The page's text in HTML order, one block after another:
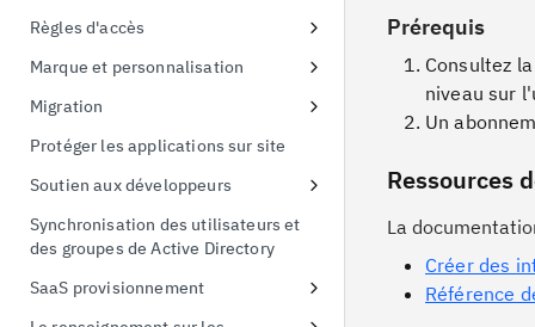
Connexion à Active Directory
Liaison d'identité
Connexion à Active Directory
Inscription en ligne à l'AMF
Protéger Linux OS avec MFA
Activer l'AMF pour les
applications
Règles d'accès
Appliquer des politiques d'accès
à l'interface utilisateur
Politique d'accès par défaut
Marque et personnalisation
Gestion des thèmes
Remplacement de la feuille de
style
Gestion des modèles
Marquage des pages en ligne de
l'AMF
Authentification simplifiée par
Migration
Migration des utilisateurs
Importation CSV
Protéger les applications sur site
Soutien aux développeurs
Ajouter un portail pour les
développeurs
Créer un client API
Créer une partie utilisatrice FIDO
Synchronisation des utilisateurs et
des groupes de Active Directory
SaaS provisionnement
Salesforce provisionnement
Prérequis
Consultez
niveau sur
Un
Ressources
La
Créer des
Référence